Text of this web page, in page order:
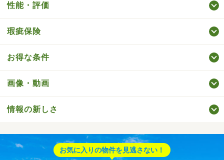
性能・評価
瑕疵保険
お得な条件
画像・動画
情報の新しさ
お気に入りの物件を見逃さない！